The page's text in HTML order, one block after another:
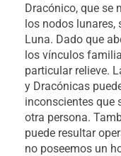
Dracónico, que se
los nodos lunares,
Luna. Dado que
los vínculos
particular relieve.
y Dracónicas
inconscientes que
otra persona.
puede resultar
no poseemos un